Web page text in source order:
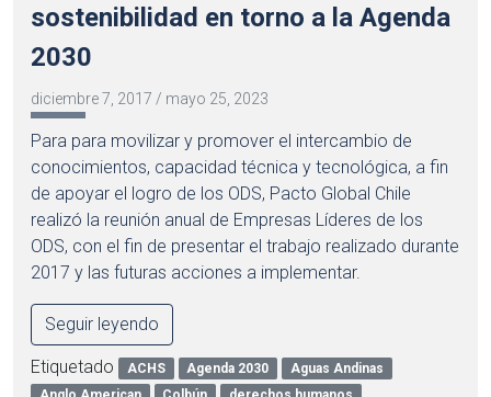
sostenibilidad en torno a la Agenda
2030
diciembre 7, 2017 / mayo 25, 2023
Para para movilizar y promover el intercambio de
conocimientos, capacidad técnica y tecnológica, a fin
de apoyar el logro de los ODS, Pacto Global Chile
realizó la reunión anual de Empresas Líderes de los
ODS, con el fin de presentar el trabajo realizado durante
2017 y las futuras acciones a implementar.
Seguir leyendo
Etiquetado ACHS Agenda 2030
Aguas Andinas